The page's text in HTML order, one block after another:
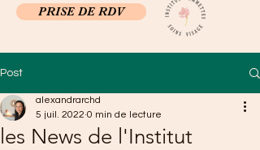
PRISE DE RDV
Post
les News de l'Institut
alexandrarchd
5 juil. 2022 0 min de lecture